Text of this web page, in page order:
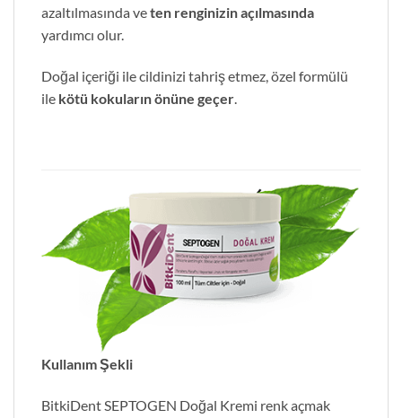
azaltılmasında veten renginizin açılmasında
yardımcı olur.
Doğal içeriği ile cildinizi tahriş etmez, özel formülü
ile kötü kokuların önüne geçer.
Kullanım Şekli
BitkiDent SEPTOGEN Doğal Kremi renk açmak